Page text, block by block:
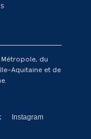
du
Aquitaine et de
Instagram